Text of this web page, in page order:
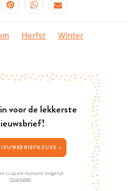
Herfst
Winter
voor de lekkerste
JOUW NIEUWSBRIEFKEUZE >
is op elk moment mogelijk
Privacybeleid